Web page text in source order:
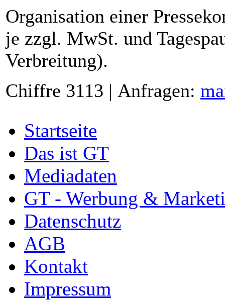
Organisation einer
je zzgl. MwSt. und
Verbreitung).
Chiffre 3113 | Anfragen:
Startseite
Das ist GT
Mediadaten
GT - Werbung &
Datenschutz
AGB
Kontakt
Impressum